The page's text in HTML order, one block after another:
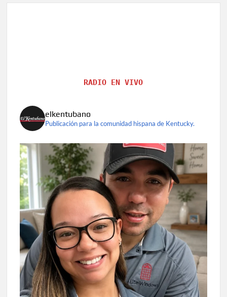
RADIO EN VIVO
elkentubano
Publicación para la comunidad hispana de Kentucky.